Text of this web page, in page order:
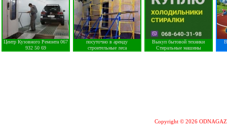
Центр Кузовного Ремонта 067
932 50 69
посуточно в аренду
строительные леса
Выкуп бытовой техники
Стиральные машины
Copyright © 2026